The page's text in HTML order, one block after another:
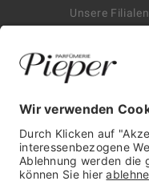
Unsere Filialen
Historie
Affiliate
Karriere
Presse